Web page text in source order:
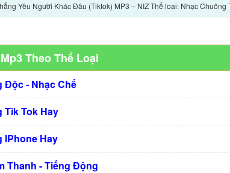
Yêu Người Khác Đâu (Tiktok) MP3 – NIZ Thể loại: Nhạc Chuông
Theo Thể Loại
Độc - Nhạc Chế
Tik Tok Hay
IPhone Hay
Thanh - Tiếng Động